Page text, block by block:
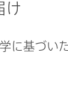
け
に基づい